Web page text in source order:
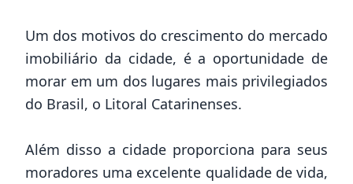
Um dos motivos do crescimento do mercado
imobiliário da cidade, é a oportunidade de
morar em um dos lugares mais privilegiados
do Brasil, o Litoral Catarinenses.
Além disso a cidade proporciona para seus
moradores uma excelente qualidade de vida,